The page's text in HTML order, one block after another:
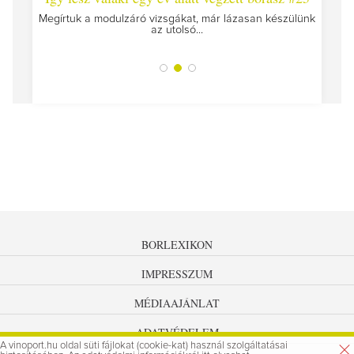
Megírtuk a modulzáró vizsgákat, már lázasan készülünk
az utolsó...
BORLEXIKON
IMPRESSZUM
MÉDIAAJÁNLAT
ADATVÉDELEM
A vinoport.hu oldal süti fájlokat (cookie-kat) használ szolgáltatásai